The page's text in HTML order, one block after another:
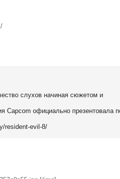
слухов начиная сюжетом и
Capcom официально презентовала
resident-evil-8/